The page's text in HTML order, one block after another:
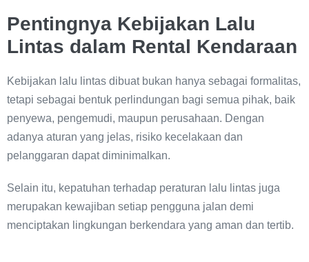
Pentingnya Kebijakan Lalu
Lintas dalam Rental Kendaraan
Kebijakan lalu lintas dibuat bukan hanya sebagai formalitas,
tetapi sebagai bentuk perlindungan bagi semua pihak, baik
penyewa, pengemudi, maupun perusahaan. Dengan
adanya aturan yang jelas, risiko kecelakaan dan
pelanggaran dapat diminimalkan.
Selain itu, kepatuhan terhadap peraturan lalu lintas juga
merupakan kewajiban setiap pengguna jalan demi
menciptakan lingkungan berkendara yang aman dan tertib.